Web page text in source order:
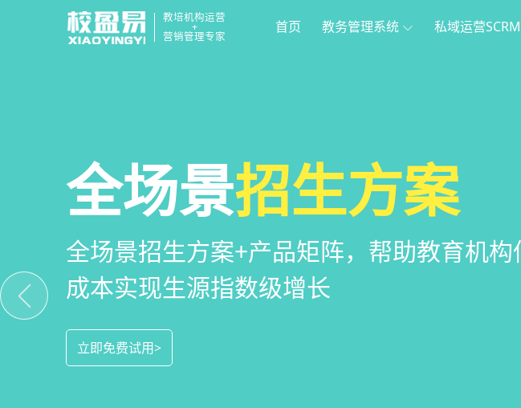
教培机构运营
+
营销管理专家
首页 教务管理系统 私域运营SCRM
校区运营管理系统
教培机构数字化全场景运营管理系统，全
位解决学校经营管理难题
立即免费试用>
全场景招生方案
全场景招生方案+产品矩阵，帮助教育机构
成本实现生源指数级增长
立即免费试用>
教培机构小程序
一部手机链接机构、学员、家长，管理更
捷，互动零距离，体验更满意
立即免费试用>